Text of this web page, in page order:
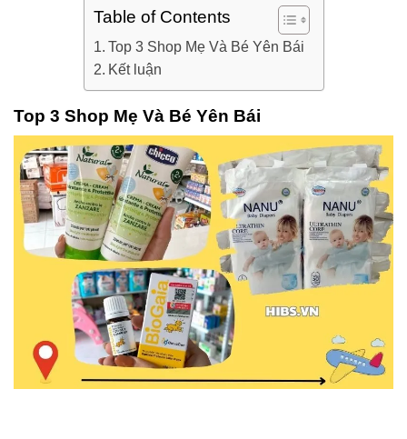
Table of Contents
Top 3 Shop Mẹ Và Bé Yên Bái
Kết luận
Top 3 Shop Mẹ Và Bé Yên Bái